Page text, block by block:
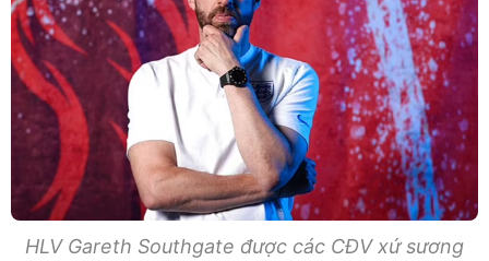
HLV Gareth Southgate được các CĐV xứ sương